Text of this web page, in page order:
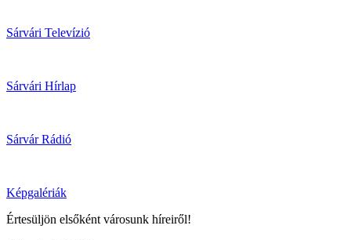
Sárvári Televízió
Sárvári Hírlap
Sárvár Rádió
Képgalériák
Értesüljön elsőként városunk híreiről!